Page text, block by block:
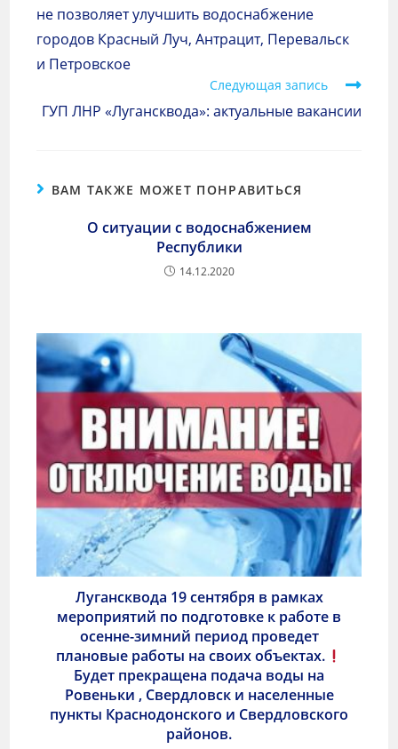
не позволяет улучшить водоснабжение
городов Красный Луч, Антрацит, Перевальск
и Петровское
Следующая запись
ГУП ЛНР «Лугансквода»: актуальные вакансии
ВАМ ТАКЖЕ МОЖЕТ ПОНРАВИТЬСЯ
О ситуации с водоснабжением
Республики
14.12.2020
Лугансквода 19 сентября в рамках
мероприятий по подготовке к работе в
осенне-зимний период проведет
плановые работы на своих объектах.
Будет прекращена подача воды на
Ровеньки , Свердловск и населенные
пункты Краснодонского и Свердловского
районов.